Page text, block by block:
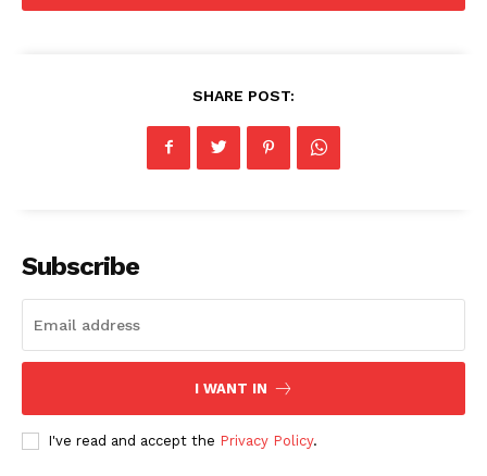
SHARE POST:
Subscribe
I WANT IN
I've read and accept the Privacy Policy.